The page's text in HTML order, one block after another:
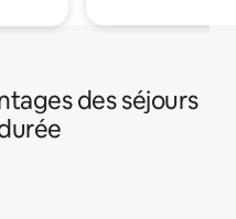
des séjours